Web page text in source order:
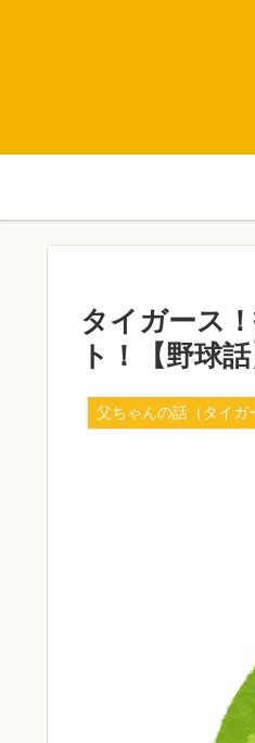
タイガース
ト！【野球話
父ちゃんの話（タイガ